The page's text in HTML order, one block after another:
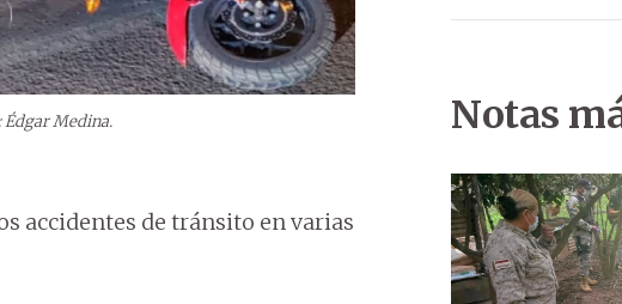
Édgar Medina.
accidentes de tránsito en varias
Notas